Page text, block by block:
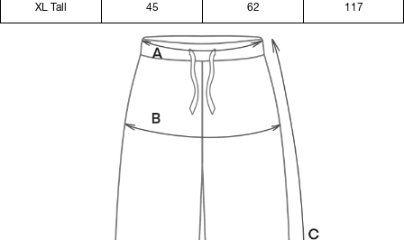
XL Tall 45 62 117